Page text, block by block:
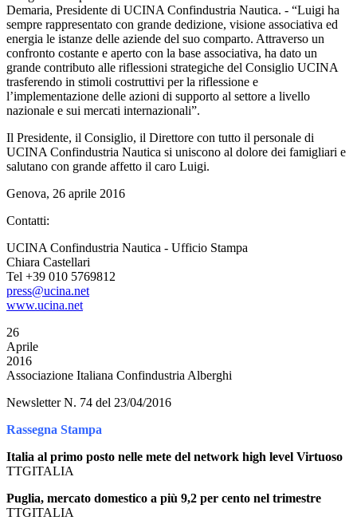
Demaria, Presidente di UCINA Confindustria Nautica. - “Luigi ha
sempre rappresentato con grande dedizione, visione associativa ed
energia le istanze delle aziende del suo comparto. Attraverso un
confronto costante e aperto con la base associativa, ha dato un
grande contributo alle riflessioni strategiche del Consiglio UCINA
trasferendo in stimoli costruttivi per la riflessione e
l’implementazione delle azioni di supporto al settore a livello
nazionale e sui mercati internazionali”.
Il Presidente, il Consiglio, il Direttore con tutto il personale di
UCINA Confindustria Nautica si uniscono al dolore dei famigliari e
salutano con grande affetto il caro Luigi.
Genova, 26 aprile 2016
Contatti:
UCINA Confindustria Nautica - Ufficio Stampa
Chiara Castellari
Tel +39 010 5769812
press@ucina.net
www.ucina.net
26
Aprile
2016
Associazione Italiana Confindustria Alberghi
Newsletter N. 74 del 23/04/2016
Rassegna Stampa
Italia al primo posto nelle mete del network high level Virtuoso
TTGITALIA
Puglia, mercato domestico a più 9,2 per cento nel trimestre
TTGITALIA